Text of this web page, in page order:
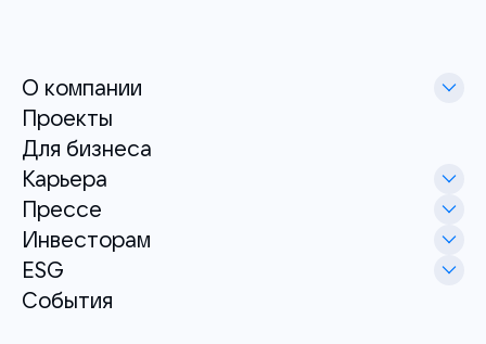
О компании
Проекты
Для бизнеса
Карьера
Прессе
Инвесторам
ESG
События